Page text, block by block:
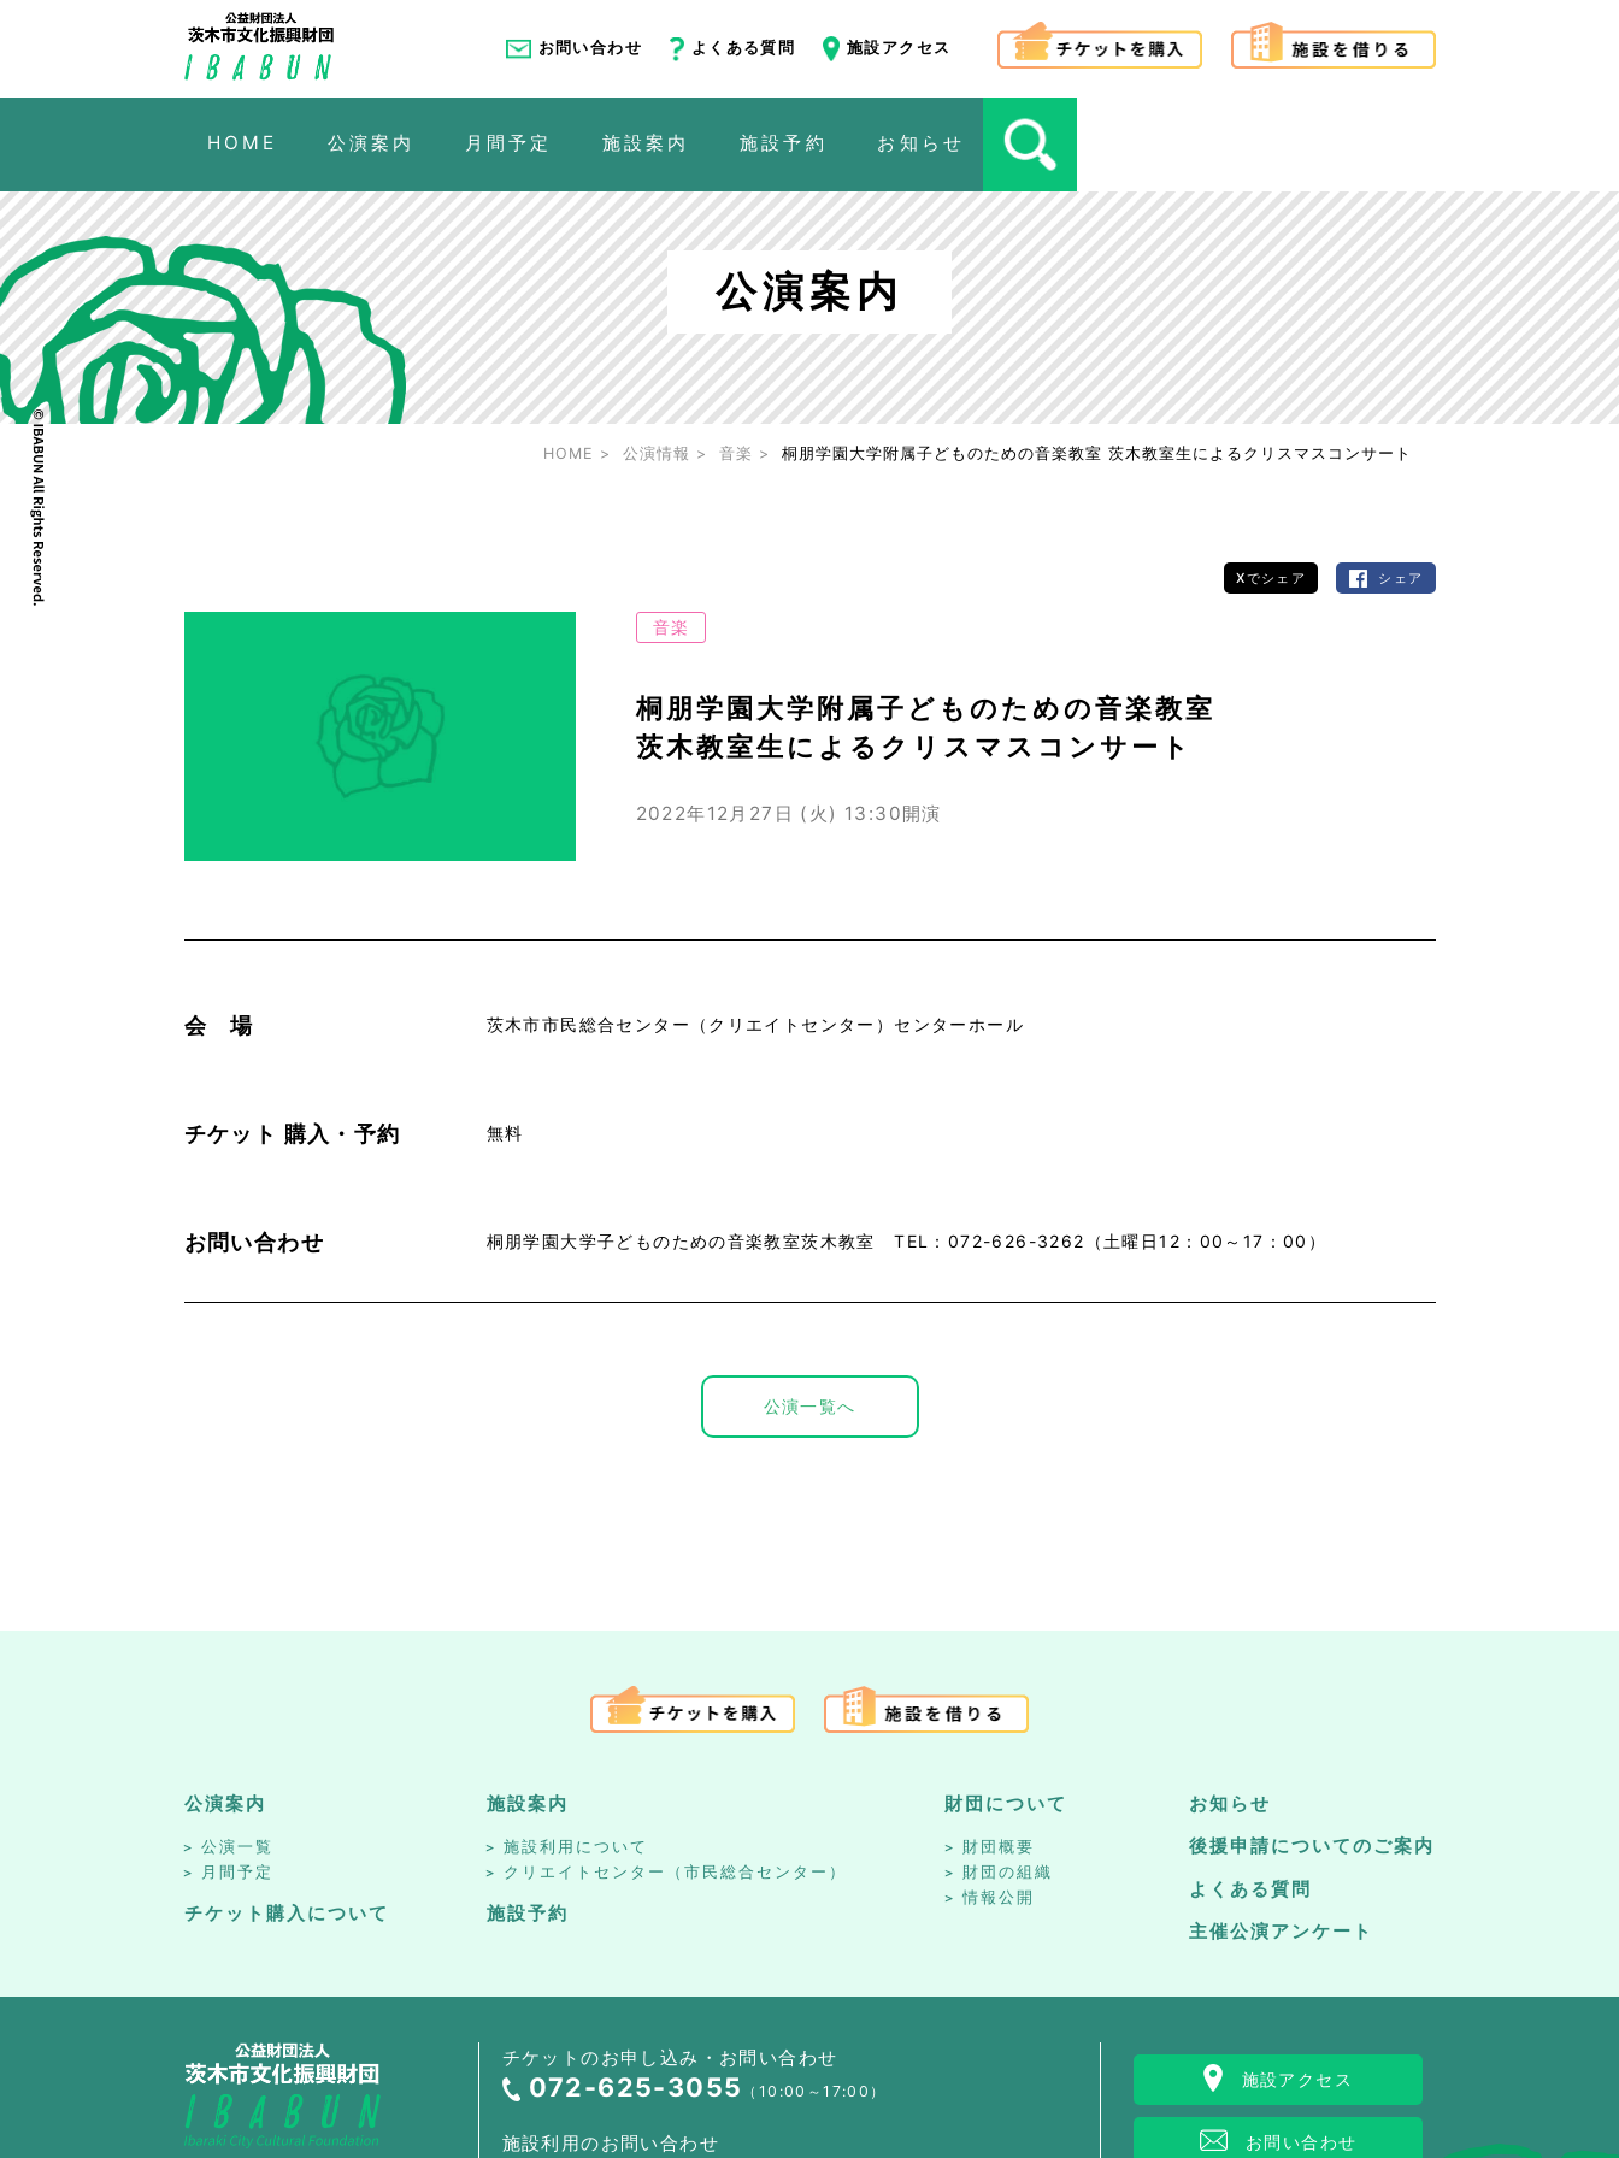
お問い合わせ よくある質問 施設アクセス
HOME 公演案内 月間予定 施設案内 施設予約 お知らせ
公演案内
HOME 公演情報 音楽 桐朋学園大学附属子どものための音楽教室 茨木教室生によるクリスマスコンサート
Xでシェア シェア
音楽
桐朋学園大学附属子どものための音楽教室
茨木教室生によるクリスマスコンサート
2022年12月27日 (火) 13:30開演
会 場 茨木市市民総合センター（クリエイトセンター）センターホール
チケット 購入・予約 無料
お問い合わせ 桐朋学園大学子どものための音楽教室茨木教室 TEL：072-626-3262（土曜日12：00～17：00）
公演一覧へ
公演案内
公演一覧
月間予定
チケット購入について
施設案内
施設利用について
クリエイトセンター（市民総合センター）
施設予約
財団について
財団概要
財団の組織
情報公開
お知らせ
後援申請についてのご案内
よくある質問
主催公演アンケート
チケットのお申し込み・お問い合わせ
072-625-3055 （10:00～17:00）
施設利用のお問い合わせ
施設アクセス
お問い合わせ